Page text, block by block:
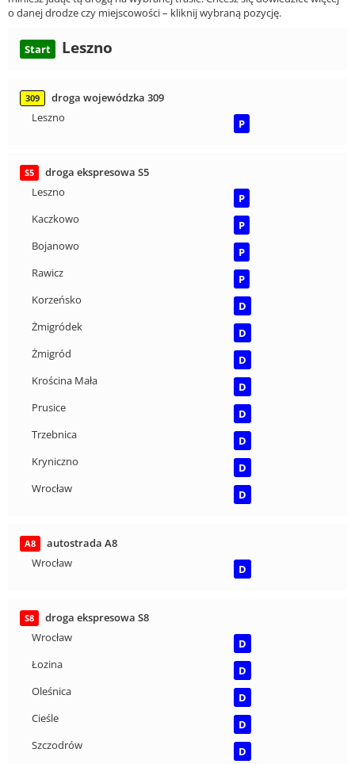
o danej drodze czy miejscowości – kliknij wybraną pozycję.
Start Leszno
309
droga wojewódzka 309
Leszno
P
S5
droga ekspresowa S5
Leszno
P
Kaczkowo
P
Bojanowo
P
Rawicz
P
Korzeńsko
D
Żmigródek
D
Żmigród
D
Krościna Mała
D
Prusice
D
Trzebnica
D
Kryniczno
D
Wrocław
D
A8
autostrada A8
Wrocław
D
S8
droga ekspresowa S8
Wrocław
D
Łozina
D
Oleśnica
D
Cieśle
D
Szczodrów
D